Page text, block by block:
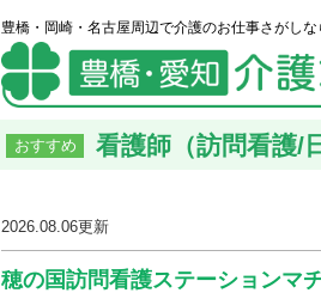
豊橋・岡崎・名古屋周辺で介護のお仕事さがしな
おすすめ 看護師（訪問看護/
2026.08.06更新
穂の国訪問看護ステーションマ